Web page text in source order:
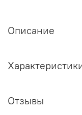
Описание
Отзывы